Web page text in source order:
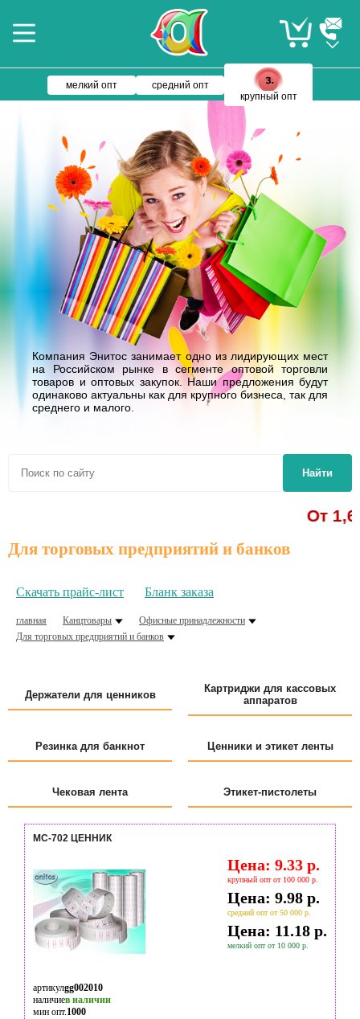
мелкий опт
средний опт
крупный опт
Компания Энитос занимает одно из лидирующих мест
на Российском рынке в сегменте оптовой торговли
товаров и оптовых закупок. Наши предложения будут
одинаково актуальны как для крупного бизнеса, так для
среднего и малого.
Найти
От 1,62 р. -
Для торговых предприятий и банков
Скачать прайс-лист Бланк заказа
главная Канцтовары
Офисные принадлежности
Для торговых предприятий и банков
Держатели для ценников
Картриджи для кассовых
аппаратов
Резинка для банкнот Ценники и этикет ленты
Чековая лента Этикет-пистолеты
MC-702 ЦЕННИК
Цена: 9.33 р.
крупный опт от 100 000 р.
Цена: 9.98 р.
средний опт от 50 000 р.
Цена: 11.18 р.
мелкий опт от 10 000 р.
артикулgg002010
наличиев наличии
мин опт.1000